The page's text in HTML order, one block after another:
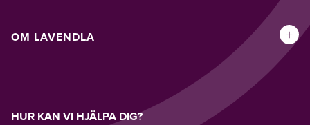
OM LAVENDLA +
HUR KAN VI HJÄLPA DIG?